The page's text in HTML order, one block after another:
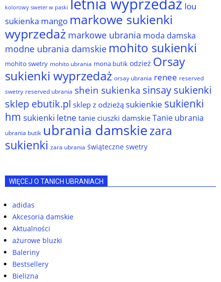
kolorowy sweter w paski
lou
sukienka mango markowe sukienki
wyprzedaż markowe ubrania moda damska
modne ubrania damskie mohito sukienki
mohito swetry mohito ubrania mona butik odzież Orsay
sukienki wyprzedaż orsay ubrania renee reserved
swetry reserved ubrania shein sukienka sinsay sukienki
sklep ebutik.pl sklep z odzieżą sukienkie sukienki
hm sukienki letne tanie ciuszki damskie Tanie ubrania
ubrania butik ubrania damskiezara
sukienki zara ubrania świąteczne swetry
WIĘCEJ O TANICH UBRANIACH
adidas
Akcesoria damskie
Aktualności
ażurowe bluzki
Baleriny
Bestsellery
Bielizna